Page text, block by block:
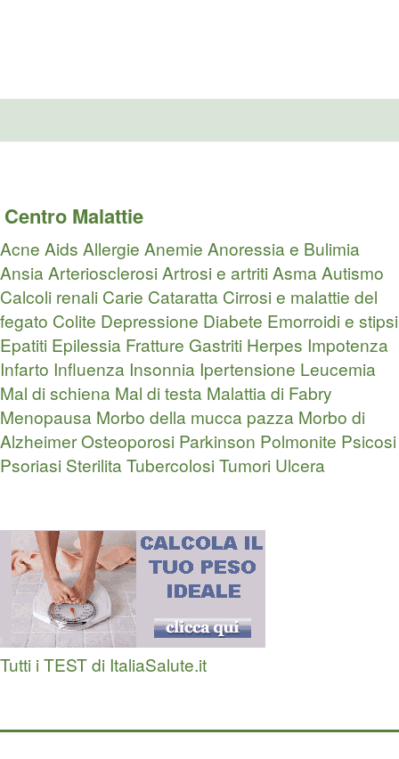
Centro Malattie
Acne Aids Allergie Anemie Anoressia e Bulimia
AnsiaArteriosclerosiArtrosi e artritiAsmaAutismo
Calcoli renali Carie Cataratta Cirrosi e malattie del
fegato Colite Depressione Diabete Emorroidi e stipsi
Epatiti Epilessia Fratture Gastriti Herpes Impotenza
Infarto Influenza Insonnia Ipertensione Leucemia
Mal di schiena Mal di testa Malattia di Fabry
Menopausa Morbo della mucca pazza Morbo di
AlzheimerOsteoporosi Parkinson Polmonite Psicosi
Psoriasi SterilitaTubercolosiTumori Ulcera
Tutti i TEST di ItaliaSalute.it